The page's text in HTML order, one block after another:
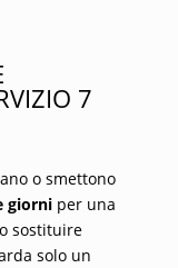
7
o smettono
giorniper una
sostituire
solo un